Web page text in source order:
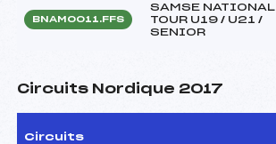
BNAM0011.FFS
SAMSE NATIONAL
TOUR U19 / U21 /
SENIOR
Circuits Nordique 2017
Circuits